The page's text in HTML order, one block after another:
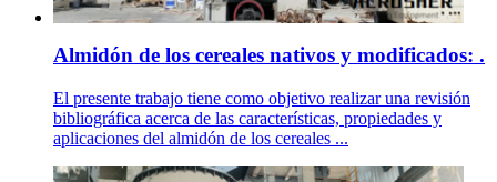
Almidón de los cereales nativos y modificados: .
El presente trabajo tiene como objetivo realizar una revisión
bibliográfica acerca de las características, propiedades y
aplicaciones del almidón de los cereales ...